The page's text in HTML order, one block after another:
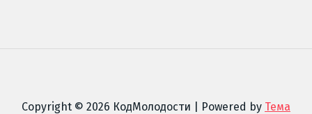
Copyright © 2026 КодМолодости | Powered by Тема